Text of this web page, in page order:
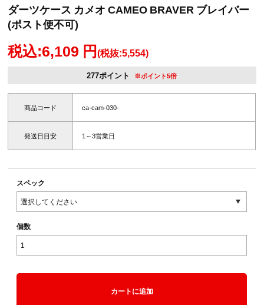
ダーツケース カメオ CAMEO BRAVER ブレイバー
(ポスト便不可)
税込:6,109 円(税抜:5,554)
277ポイント ※ポイント5倍
商品コード ca-cam-030-
発送日目安 1～3営業日
スペック
個数
カートに追加